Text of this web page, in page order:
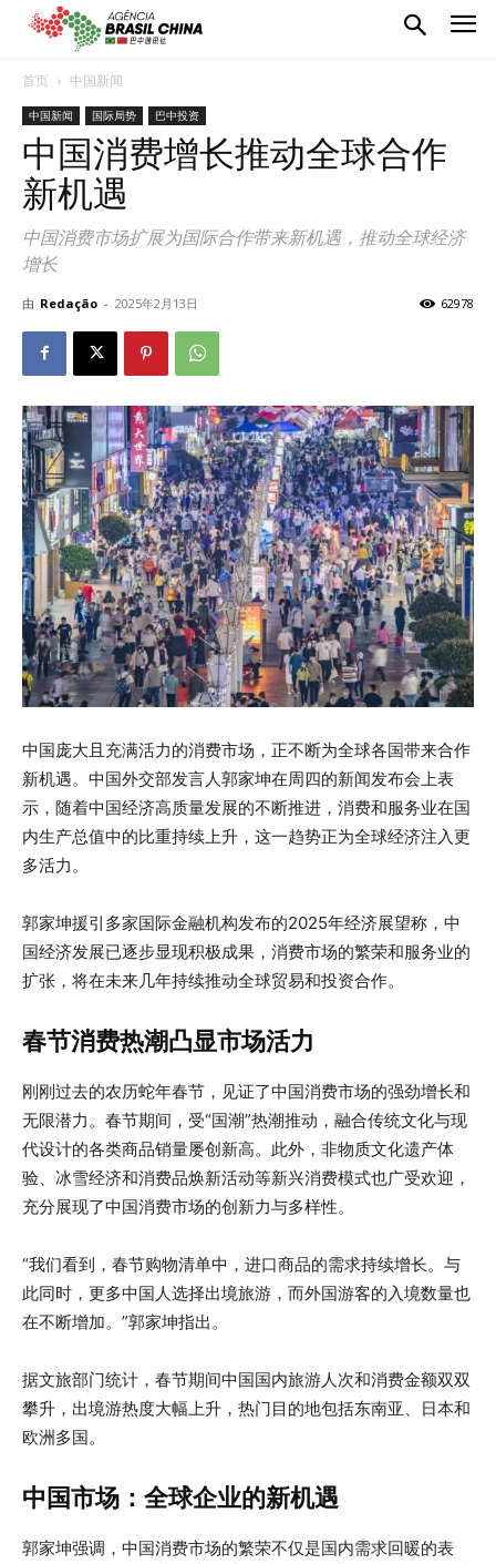
首页 中国新闻
中国新闻 国际局势 巴中投资
中国消费增长推动全球合作
新机遇
中国消费市场扩展为国际合作带来新机遇，推动全球经济
增长
由 Redação - 2025年2月13日 62978
中国庞大且充满活力的消费市场，正不断为全球各国带来合作
新机遇。中国外交部发言人郭家坤在周四的新闻发布会上表
示，随着中国经济高质量发展的不断推进，消费和服务业在国
内生产总值中的比重持续上升，这一趋势正为全球经济注入更
多活力。
郭家坤援引多家国际金融机构发布的2025年经济展望称，中
国经济发展已逐步显现积极成果，消费市场的繁荣和服务业的
扩张，将在未来几年持续推动全球贸易和投资合作。
春节消费热潮凸显市场活力
刚刚过去的农历蛇年春节，见证了中国消费市场的强劲增长和
无限潜力。春节期间，受“国潮”热潮推动，融合传统文化与现
代设计的各类商品销量屡创新高。此外，非物质文化遗产体
验、冰雪经济和消费品焕新活动等新兴消费模式也广受欢迎，
充分展现了中国消费市场的创新力与多样性。
“我们看到，春节购物清单中，进口商品的需求持续增长。与
此同时，更多中国人选择出境旅游，而外国游客的入境数量也
在不断增加。”郭家坤指出。
据文旅部门统计，春节期间中国国内旅游人次和消费金额双双
攀升，出境游热度大幅上升，热门目的地包括东南亚、日本和
欧洲多国。
中国市场：全球企业的新机遇
郭家坤强调，中国消费市场的繁荣不仅是国内需求回暖的表